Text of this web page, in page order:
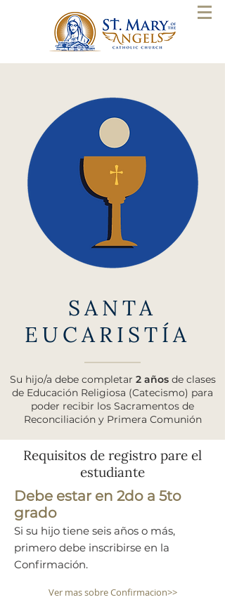
SANTA
EUCARISTÍA
Su hijo/a debe completar 2 añosde clases
de Educación Religiosa (Catecismo) para
poder recibir los Sacramentos de
Reconciliación y Primera Comunión
Requisitos de registro pare el
estudiante
Debe estar en 2do a 5to
grado
Si su hijo tiene seis años o más,
primero debe inscribirse en la
Confirmación.
Ver mas sobre Confirmacion>>